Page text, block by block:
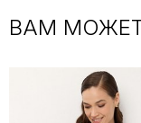
ВАМ